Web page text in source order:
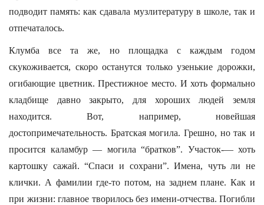
подводит память: как сдавала музлитературу в школе, так и
отпечаталось.
Клумба все та же, но площадка с каждым годом
скукоживается, скоро останутся только узенькие дорожки,
огибающие цветник. Престижное место. И хоть формально
кладбище давно закрыто, для хороших людей земля
находится. Вот, например, новейшая
достопримечательность. Братская могила. Грешно, но так и
просится каламбур — могила “братков”. Участок-— хоть
картошку сажай. “Спаси и сохрани”. Имена, чуть ли не
клички. А фамилии где-то потом, на заднем плане. Как и
при жизни: главное творилось без имени-отчества. Погибли